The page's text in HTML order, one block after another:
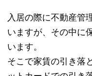
入居の際に不動産管
いますが、その中に
います。
そこで家賃の引き落